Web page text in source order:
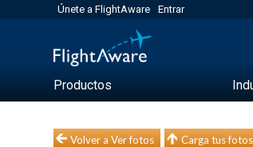
Únete a FlightAware Entrar
Productos
Volver a Ver fotos Carga tus fotos